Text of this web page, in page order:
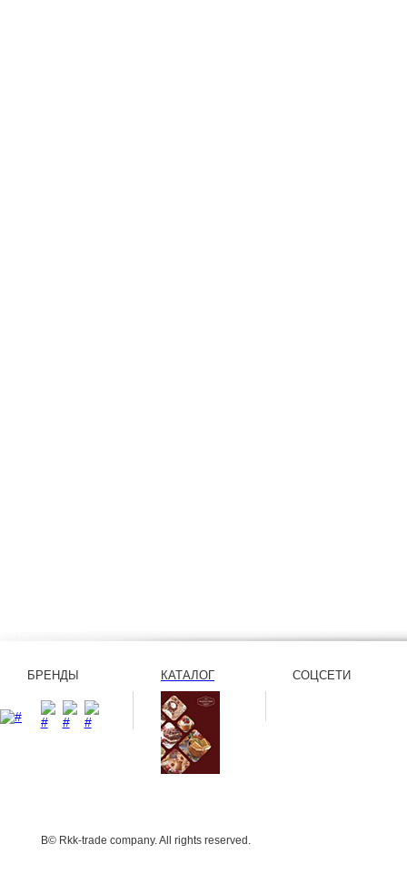
БРЕНДЫ КАТАЛОГ СОЦСЕТИ
В© Rkk-trade company. All rights reserved.